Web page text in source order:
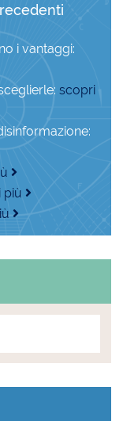
i vantaggi:
scopri
più